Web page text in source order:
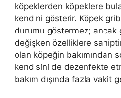
köpeklerden köpeklere
kendini gösterir. Köpek
durumu göstermez; ancak
değişken özelliklere
olan köpeğin bakımından
kendisini de dezenfekte
bakım dışında fazla vakit